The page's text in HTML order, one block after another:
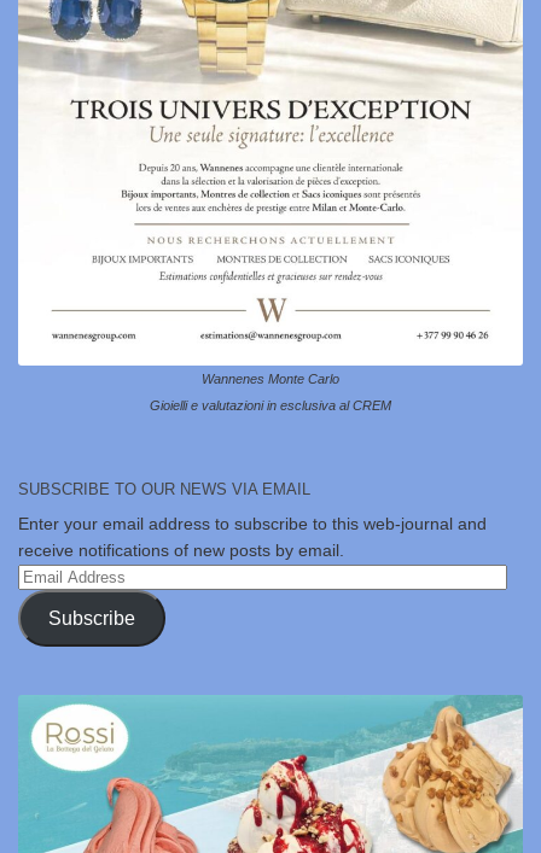
Wannenes Monte Carlo
Gioielli e valutazioni in esclusiva al CREM
SUBSCRIBE TO OUR NEWS VIA EMAIL
Enter your email address to subscribe to this web-journal and
receive notifications of new posts by email.
Email
Address
Subscribe